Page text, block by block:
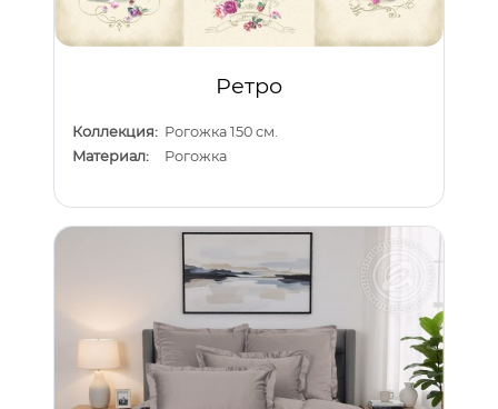
Ретро
Коллекция: Рогожка 150 см.
Материал:
Рогожка